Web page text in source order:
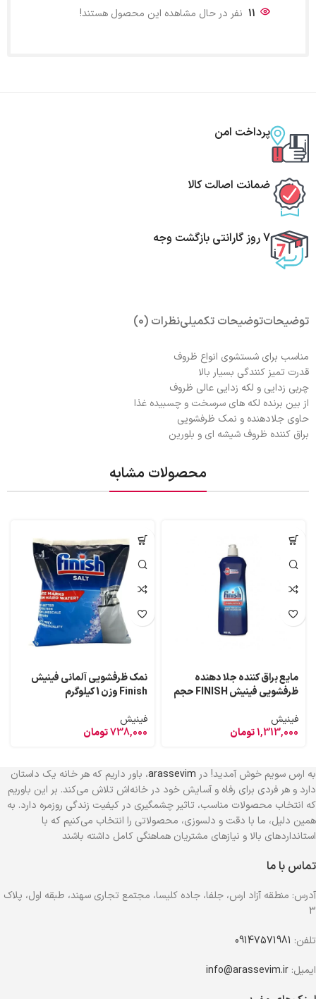
11 نفر در حال مشاهده این محصول هستند!
پرداخت امن
ضمانت اصالت کالا
7 روز گارانتی بازگشت وجه
توضیحاتتوضیحات تکمیلینظرات (0)
مناسب برای شستشوی انواع ظروف
قدرت تمیز کنندگی بسیار بالا
چربی زدایی و لکه زدایی عالی ظروف
از بین برنده لکه های سرسخت و چسبیده غذا
حاوی جلادهنده و نمک ظرفشویی
براق کننده ظروف شیشه ای و بلورین
محصولات مشابه
مایع براق کننده جلا دهنده
ظرفشویی فینیش FINISH حجم
فینیش
1,313,000تومان
نمک ظرفشویی آلمانی فینیش
Finish وزن 1 کیلوگرم
فینیش
738,000تومان
به ارس سویم خوش آمدید! در arassevim، باور داریم که هر خانه یک داستان
دارد و هر فردی برای رفاه و آسایش خود در خانه‌اش تلاش می‌کند. بر این باوریم
که انتخاب محصولات مناسب، تاثیر چشمگیری در کیفیت زندگی روزمره دارد. به
همین دلیل، ما با دقت و دلسوزی، محصولاتی را انتخاب می‌کنیم که با
استانداردهای بالا و نیازهای مشتریان هماهنگی کامل داشته باشند
تماس با ما
آدرس: منطقه آزاد ارس، جلفا، جاده کلیسا، مجتمع تجاری سهند، طبقه اول، پلاک
3
تلفن: 09147571981
ایمیل: info@arassevim.ir